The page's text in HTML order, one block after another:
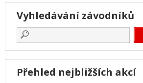
Vyhledávání závodníků
Přehled nejbližších akcí